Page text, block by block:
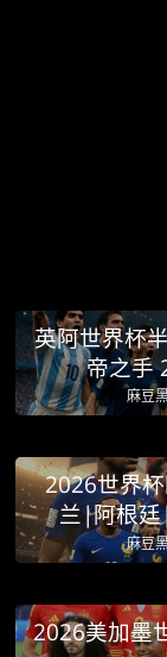
英阿世界杯
帝之手
麻豆
2026世界
兰|阿根廷
麻豆
2026美加墨